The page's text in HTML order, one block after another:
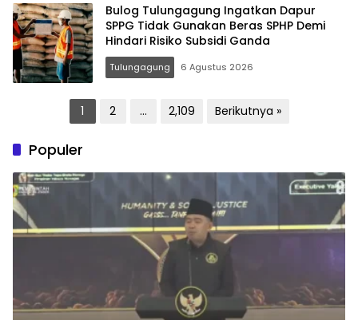
Bulog Tulungagung Ingatkan Dapur
SPPG Tidak Gunakan Beras SPHP Demi
Hindari Risiko Subsidi Ganda
Tulungagung 6 Agustus 2026
Paginasi1 2 … 2,109 Berikutnya »
Populer